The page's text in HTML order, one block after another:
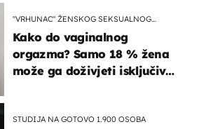
"VRHUNAC" ŽENSKOG SEKSUALNOG
Kako do vaginalnog
orgazma? Samo 18 % žena
može ga doživjeti isključivo
STUDIJA NA GOTOVO 1.900 OSOBA